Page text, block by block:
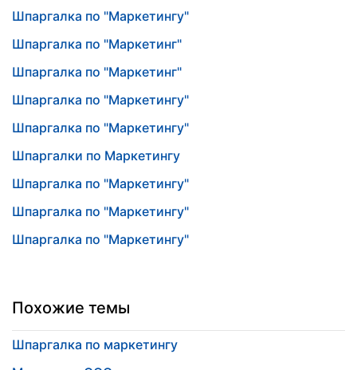
Шпаргалка по "Маркетингу"
Шпаргалка по "Маркетинг"
Шпаргалка по "Маркетинг"
Шпаргалка по "Маркетингу"
Шпаргалка по "Маркетингу"
Шпаргалки по Маркетингу
Шпаргалка по "Маркетингу"
Шпаргалка по "Маркетингу"
Шпаргалка по "Маркетингу"
Похожие темы
Шпаргалка по маркетингу